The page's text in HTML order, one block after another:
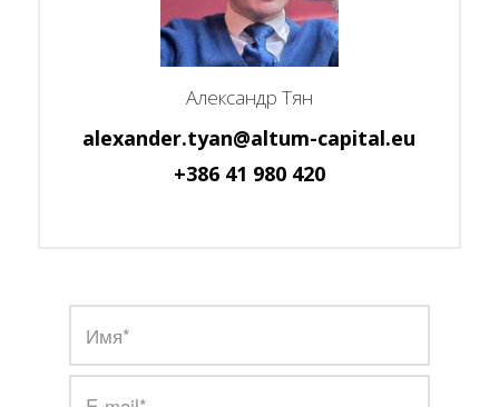
Александр Тян
alexander.tyan@altum-capital.eu
+386 41 980 420